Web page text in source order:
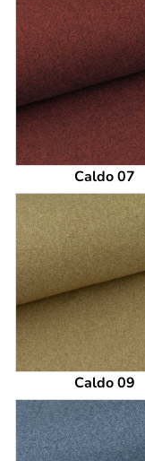
Caldo 07
Caldo 09